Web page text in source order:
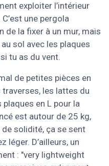
exploiter l’intérieur
une pergola
de la fixer à un mur, mais
sol avec les plaques
tu as du vent.
de petites pièces en
traverses, les lattes du
en L pour la
est autour de 25 kg,
de solidité, ça se sent
léger. D’ailleurs, un
: "very lightweight